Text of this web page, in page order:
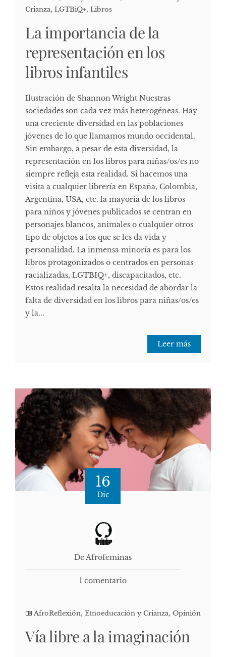
Crianza, LGTBiQ+, Libros
La importancia de la
representación en los
libros infantiles
Ilustración de Shannon Wright Nuestras
sociedades son cada vez más heterogéneas. Hay
una creciente diversidad en las poblaciones
jóvenes de lo que llamamos mundo occidental.
Sin embargo, a pesar de esta diversidad, la
representación en los libros para niñas/os/es no
siempre refleja esta realidad. Si hacemos una
visita a cualquier librería en España, Colombia,
Argentina, USA, etc. la mayoría de los libros
para niños y jóvenes publicados se centran en
personajes blancos, animales o cualquier otros
tipo de objetos a los que se les da vida y
personalidad. La inmensa minoría es para los
libros protagonizados o centrados en personas
racializadas, LGTBIQ+, discapacitados, etc.
Estos realidad resalta la necesidad de abordar la
falta de diversidad en los libros para niñas/os/es
y la...
Leer más
16
Dic
De Afrofeminas
1 comentario
AfroReflexión, Etnoeducación y Crianza, Opinión
Vía libre a la imaginación